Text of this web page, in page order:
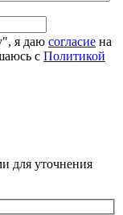
я даю согласие на
с Политикой
для уточнения